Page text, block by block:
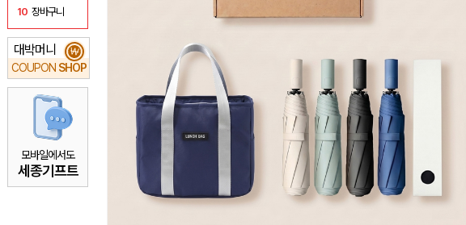
10 장바구니
대박머니
COUPON SHOP
₩
모바일에서도
세종기프트